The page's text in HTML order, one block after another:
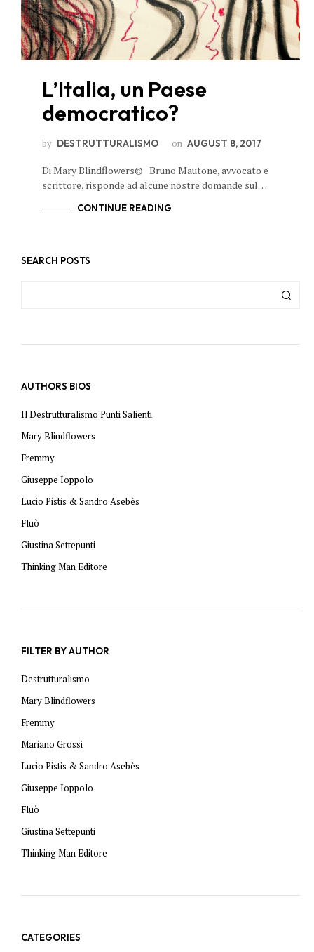
L’Italia, un Paese
democratico?
by DESTRUTTURALISMO on AUGUST 8, 2017
Di Mary Blindflowers© Bruno Mautone, avvocato e
scrittore, risponde ad alcune nostre domande sul…
CONTINUE READING
SEARCH POSTS
AUTHORS BIOS
Il Destrutturalismo Punti Salienti
Mary Blindflowers
Fremmy
Giuseppe Ioppolo
Lucio Pistis & Sandro Asebès
Fluò
Giustina Settepunti
Thinking Man Editore
FILTER BY AUTHOR
Destrutturalismo
Mary Blindflowers
Fremmy
Mariano Grossi
Lucio Pistis & Sandro Asebès
Giuseppe Ioppolo
Fluò
Giustina Settepunti
Thinking Man Editore
CATEGORIES